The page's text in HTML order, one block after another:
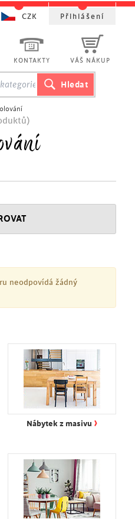
neodpovídá žádný
Nábytek z masivu ›
KONTAKTY VÁŠ NÁKUP
CZK Přihlášení